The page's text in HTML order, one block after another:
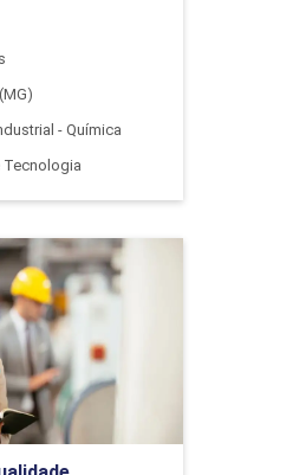
- Química
Tecnologia
da Qualidade
do curso
Inscrição